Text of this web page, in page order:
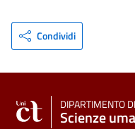
Condividi
DIPARTIMENTO DI
Scienze